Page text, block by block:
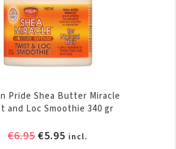
Pride Shea Butter Miracle
and Loc Smoothie 340 gr
€6.95 Oorspronkelijke
€5.95 Huidige
incl.